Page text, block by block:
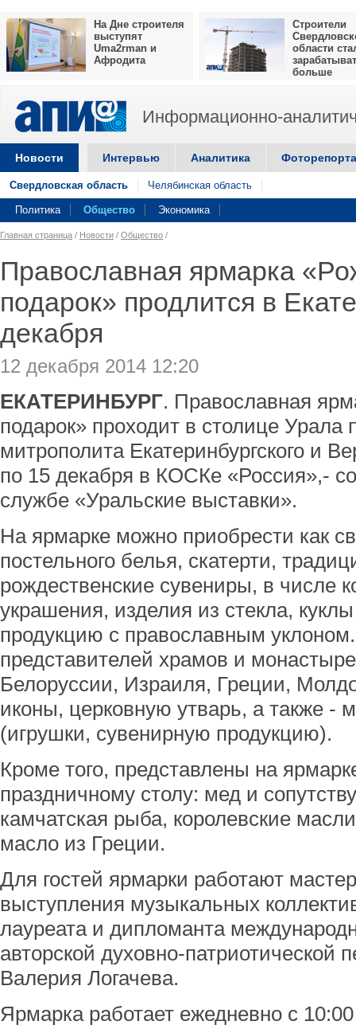
На Дне строителя
выступят
Uma2rman и
Афродита
Строители
области
больше
Информационно-
Новости Интервью Аналитика
Свердловская область Челябинская область
Политика Общество Экономика
Главная страница / Новости / Общество /
Православная ярмарка
подарок» продлится в
декабря
12 декабря 2014 12:20
ЕКАТЕРИНБУРГ. Православная
подарок» проходит в столице Урала
митрополита Екатеринбургского и
по 15 декабря в КОСКе «Россия»,-
службе «Уральские выставки».
На ярмарке можно приобрести как
постельного белья, скатерти,
рождественские сувениры, в числе
украшения, изделия из стекла,
продукцию с православным
представителей храмов и
Белоруссии, Израиля, Греции,
иконы, церковную утварь, а также -
(игрушки, сувенирную продукцию).
Кроме того, представлены на
праздничному столу: мед и
камчатская рыба, королевские
масло из Греции.
Для гостей ярмарки работают
выступления музыкальных
лауреата и дипломанта
авторской духовно-патриотической
Валерия Логачева.
Ярмарка работает ежедневно с